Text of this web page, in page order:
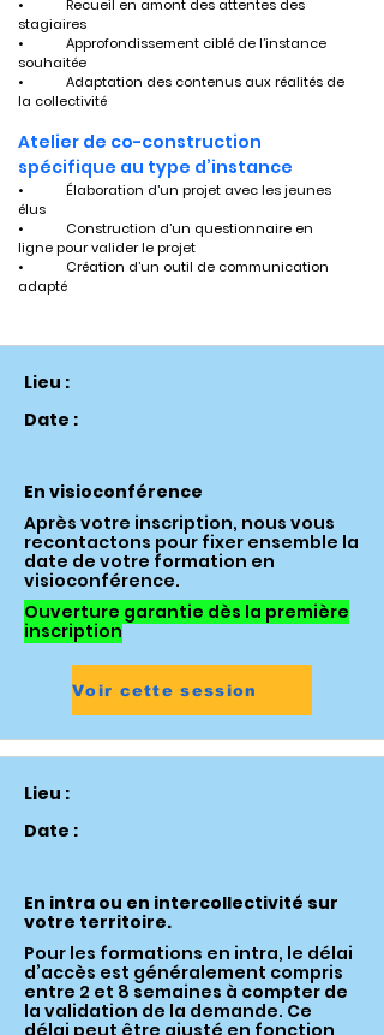
•	Recueil en amont des attentes des
stagiaires
•	Approfondissement ciblé de l’instance
souhaitée
•	Adaptation des contenus aux réalités de
la collectivité
Atelier de co-construction
spécifique au type d’instance
•	Élaboration d’un projet avec les jeunes
élus
•	Construction d’un questionnaire en
ligne pour valider le projet
•	Création d’un outil de communication
adapté
Lieu :
Date :
En visioconférence
Après votre inscription, nous vous
recontactons pour fixer ensemble la
date de votre formation en
visioconférence.
Ouverture garantie dès la première
inscription
Voir cette session
Lieu :
Date :
En intra ou en intercollectivité sur
votre territoire.
Pour les formations en intra, le délai
d’accès est généralement compris
entre 2 et 8 semaines à compter de
la validation de la demande. Ce
délai peut être ajusté en fonction